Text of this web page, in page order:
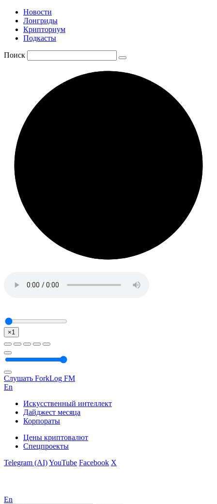
Новости
Лонгриды
Крипториум
Подкасты
Поиск
×1
Слушать ForkLog FM
En
Искусственный интеллект
Дайджест месяца
Корпораты
Цены криптовалют
Спецпроекты
Telegram (AI)YouTube Facebook X
En